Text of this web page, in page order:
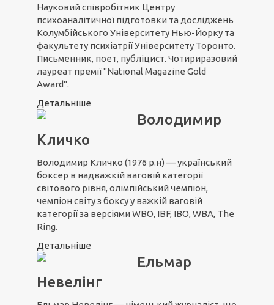
Науковий співробітник Центру
психоаналітичної підготовки та досліджень
Колумбійського Університету Нью-Йорку та
факультету психіатрії Університету Торонто.
Письменник, поет, публіцист. Чотириразовий
лауреат премії "National Magazine Gold
Award".
Детальніше
Володимир
Кличко
Володимир Кличко (1976 р.н) — український
боксер в надважкій ваговій категорії
світового рівня, олімпійський чемпіон,
чемпіон світу з боксу у важкій ваговій
категорії за версіями WBO, IBF, IBO, WBA, The
Ring.
Детальніше
Ельмар
Невелінг